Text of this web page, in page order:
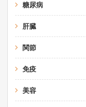
糖尿病
肝臓
関節
免疫
美容